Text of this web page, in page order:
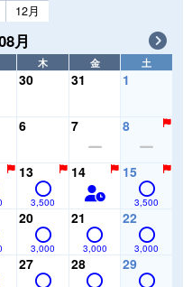
12月
月
木 金 土
30 31 1
6 7 8
13
3,500
14 15
3,500
20
3,000
21
3,000
22
3,000
27 28 29